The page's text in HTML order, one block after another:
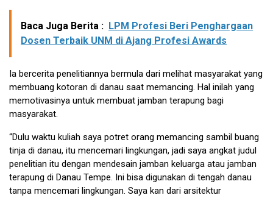
Baca Juga Berita : LPM Profesi Beri Penghargaan
Dosen Terbaik UNM di Ajang Profesi Awards
Ia bercerita penelitiannya bermula dari melihat masyarakat yang
membuang kotoran di danau saat memancing. Hal inilah yang
memotivasinya untuk membuat jamban terapung bagi
masyarakat.
“Dulu waktu kuliah saya potret orang memancing sambil buang
tinja di danau, itu mencemari lingkungan, jadi saya angkat judul
penelitian itu dengan mendesain jamban keluarga atau jamban
terapung di Danau Tempe. Ini bisa digunakan di tengah danau
tanpa mencemari lingkungan. Saya kan dari arsitektur